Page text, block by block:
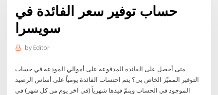
حساب توفير سعر الفائدة في
سويسرا
by Editor
متى أحصل على الفائدة المدفوعة على أموالي المودعة في حساب
التوفير المميّز الخاص بي؟ يتم احتساب الفائدة يومياً على أساس الرصيد
الموجود في الحساب ويتمّ قيدها شهرياً (في آخر يوم من كل شهر) في